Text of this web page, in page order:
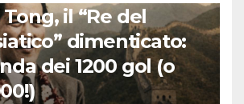
il “Re del
dimenticato:
dei 1200 gol (o